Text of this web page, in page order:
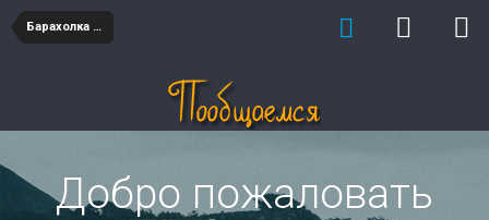
Барахолка недвижимость
Добро пожаловать